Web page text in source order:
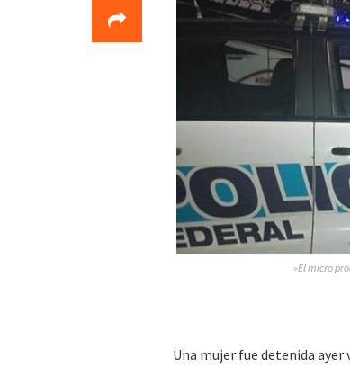
»El micro
Una mujer fue detenida ayer